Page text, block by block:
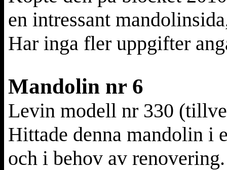
en intressant
Har inga fler uppgifter
Mandolin nr 6
Levin modell nr 330
Hittade denna mandolin i
och i behov av renovering.